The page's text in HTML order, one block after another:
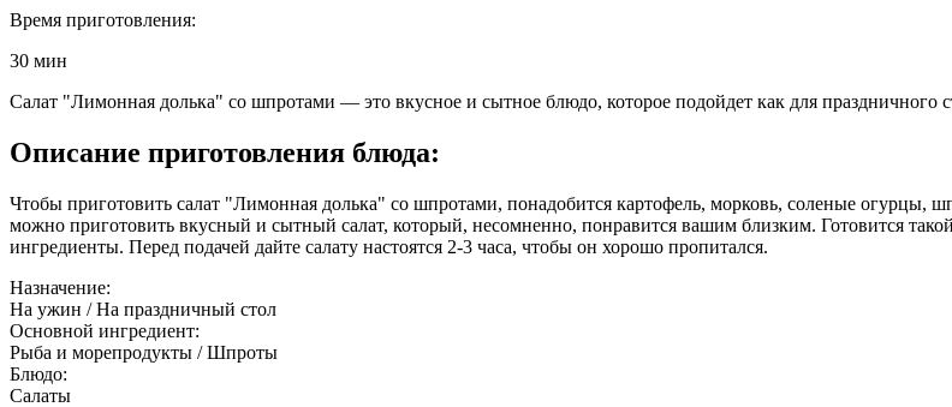
Время приготовления:
30 мин
Салат "Лимонная долька" со шпротами — это вкусное и сытное блюдо, которое подойдет как для праздничного
Описание приготовления блюда:
Чтобы приготовить салат "Лимонная долька" со шпротами, понадобится картофель, морковь, соленые огурцы,
можно приготовить вкусный и сытный салат, который, несомненно, понравится вашим близким. Готовится
ингредиенты. Перед подачей дайте салату настоятся 2-3 часа, чтобы он хорошо пропитался.
Назначение:
На ужин / На праздничный стол
Основной ингредиент:
Рыба и морепродукты / Шпроты
Блюдо:
Салаты